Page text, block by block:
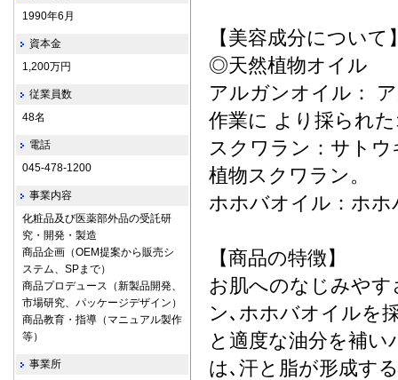
【美容成分について
◎天然植物オイル
アルガンオイル：
作業に より採られ
スクワラン：サト
植物スクワラン。
ホホバオイル：ホ
【商品の特徴】
お肌へのなじみや
ン､ホホバオイルを
と適度な油分を補
は､汗と脂が形成す
1990年6月
資本金
1,200万円
従業員数
48名
電話
045-478-1200
事業内容
化粧品及び医薬部外品の受託研
究・開発・製造
商品企画（OEM提案から販売シ
ステム、SPまで）
商品プロデュース（新製品開発、
市場研究、パッケージデザイン）
商品教育・指導（マニュアル製作
等）
事業所